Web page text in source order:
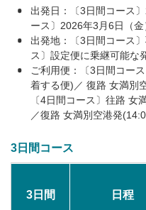
出発日：〔3日間コース
ース〕2026年3月6日（金
出発地：〔3日間コース
ス〕設定便に乗継可能な
ご利用便：〔3日間コー
着する便)／ 復路 女満別
〔4日間コース〕往路 女
／復路 女満別空港発
3日間コース
3日間 日程